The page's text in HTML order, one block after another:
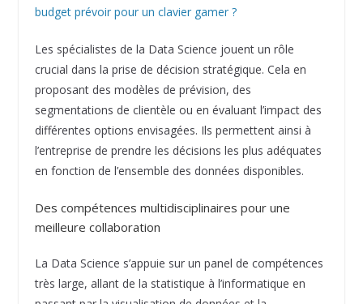
budget prévoir pour un clavier gamer ?
Les spécialistes de la Data Science jouent un rôle
crucial dans la prise de décision stratégique. Cela en
proposant des modèles de prévision, des
segmentations de clientèle ou en évaluant l’impact des
différentes options envisagées. Ils permettent ainsi à
l’entreprise de prendre les décisions les plus adéquates
en fonction de l’ensemble des données disponibles.
Des compétences multidisciplinaires pour une
meilleure collaboration
La Data Science s’appuie sur un panel de compétences
très large, allant de la statistique à l’informatique en